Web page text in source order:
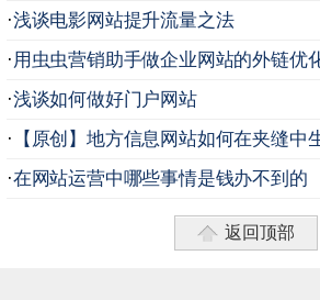
·浅谈电影网站提升流量之法
·用虫虫营销助手做企业网站的外链优
·浅谈如何做好门户网站
· 【原创】地方信息网站如何在夹缝中
·在网站运营中哪些事情是钱办不到的
返回顶部